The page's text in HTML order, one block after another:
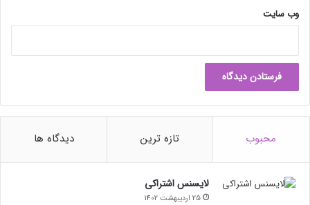
وب‌ سایت
محبوب تازه ترین دیدگاه ها
لایسنس اشتراکی
25 اردیبهشت 1402